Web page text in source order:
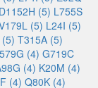
D1152H (5) L755S
(5) L24I (5)
T315A (5)
(4) G719C
(4) K20M (4)
(4) Q80K (4)